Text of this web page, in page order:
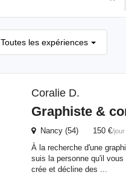
Toutes les expériences
Coralie D.
Graphiste &
Nancy (54) 150 €/jour
À la recherche d'une
suis la personne qu'il
crée et décline des ...